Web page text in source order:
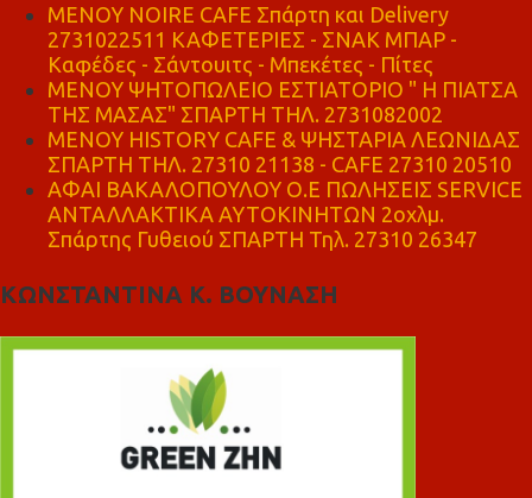
MENOY NOIRE CAFE Σπάρτη και Delivery
2731022511 ΚΑΦΕΤΕΡΙΕΣ - ΣΝΑΚ ΜΠΑΡ -
Καφέδες - Σάντουιτς - Μπεκέτες - Πίτες
ΜΕΝΟΥ ΨΗΤΟΠΩΛΕΙΟ ΕΣΤΙΑΤΟΡΙΟ " Η ΠΙΑΤΣΑ
ΤΗΣ ΜΑΣΑΣ" ΣΠΑΡΤΗ ΤΗΛ. 2731082002
ΜΕΝΟΥ HISTORY CAFE & ΨΗΣΤΑΡΙΑ ΛΕΩΝΙΔΑΣ
ΣΠΑΡΤΗ ΤΗΛ. 27310 21138 - CAFE 27310 20510
ΑΦΑΙ ΒΑΚΑΛΟΠΟΥΛΟΥ Ο.Ε ΠΩΛΗΣΕΙΣ SERVICE
ΑΝΤΑΛΛΑΚΤΙΚΑ ΑΥΤΟΚΙΝΗΤΩΝ 2οχλμ.
Σπάρτης Γυθειού ΣΠΑΡΤΗ Τηλ. 27310 26347
ΚΩΝΣΤΑΝΤΙΝΑ Κ. ΒΟΥΝΑΣΗ